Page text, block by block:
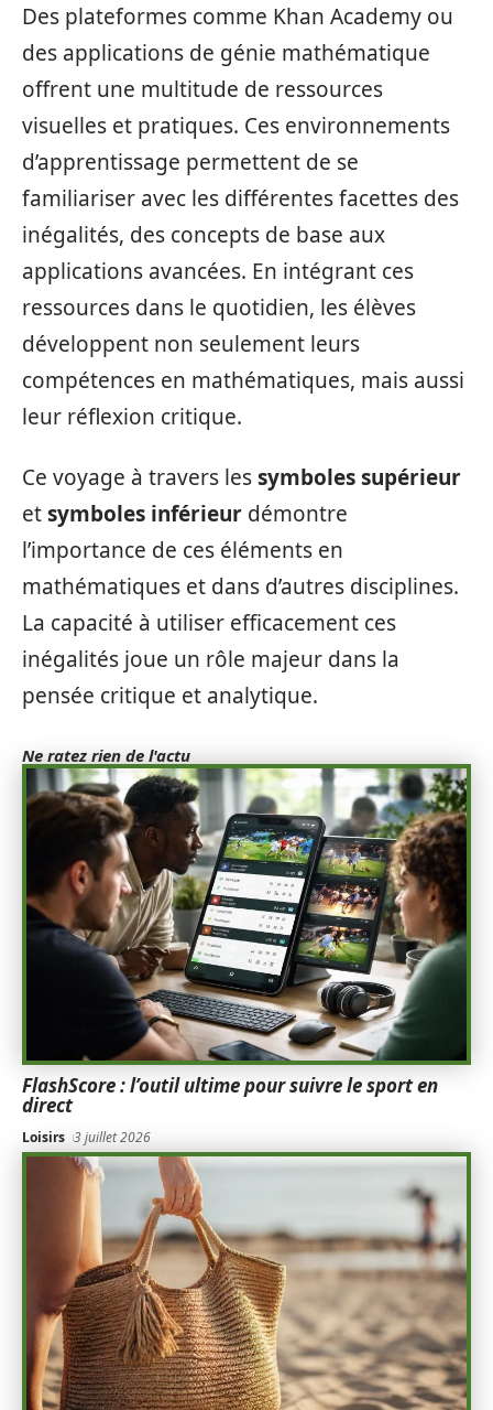
Des plateformes comme Khan Academy ou
des applications de génie mathématique
offrent une multitude de ressources
visuelles et pratiques. Ces environnements
d’apprentissage permettent de se
familiariser avec les différentes facettes des
inégalités, des concepts de base aux
applications avancées. En intégrant ces
ressources dans le quotidien, les élèves
développent non seulement leurs
compétences en mathématiques, mais aussi
leur réflexion critique.
Ce voyage à travers lessymboles supérieur
etsymboles inférieur démontre
l’importance de ces éléments en
mathématiques et dans d’autres disciplines.
La capacité à utiliser efficacement ces
inégalités joue un rôle majeur dans la
pensée critique et analytique.
Ne ratez rien de l'actu
FlashScore : l’outil ultime pour suivre le sport en
direct
Loisirs 3 juillet 2026